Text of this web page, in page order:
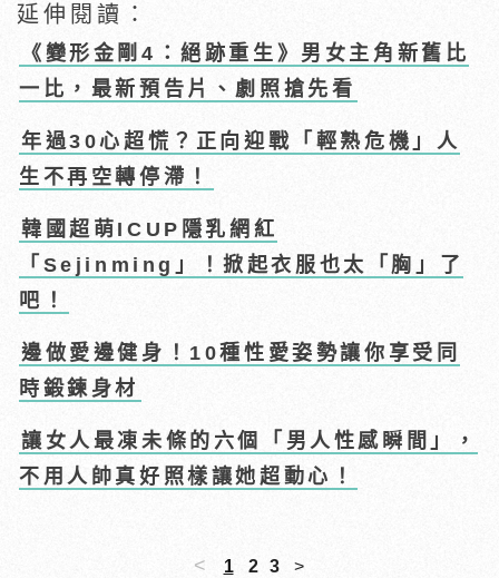
延伸閱讀：
《變形金剛4：絕跡重生》男女主角新舊比
一比，最新預告片、劇照搶先看
年過30心超慌？正向迎戰「輕熟危機」人
生不再空轉停滯！
韓國超萌ICUP隱乳網紅
「Sejinming」！掀起衣服也太「胸」了
吧！
邊做愛邊健身！10種性愛姿勢讓你享受同
時鍛鍊身材
讓女人最凍未條的六個「男人性感瞬間」，
不用人帥真好照樣讓她超動心！
< 1 2 3 >